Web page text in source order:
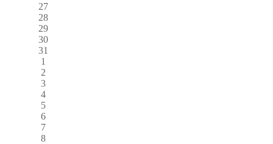
27
28
29
30
31
1
2
3
4
5
6
7
8